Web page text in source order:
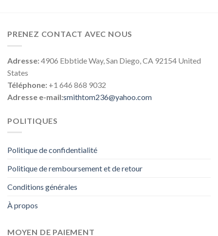
PRENEZ CONTACT AVEC NOUS
Adresse:4906 Ebbtide Way, San Diego, CA 92154 United
States
Téléphone: +1 646 868 9032
Adresse e-mail:smithtom236@yahoo.com
POLITIQUES
Politique de confidentialité
Politique de remboursement et de retour
Conditions générales
À propos
MOYEN DE PAIEMENT